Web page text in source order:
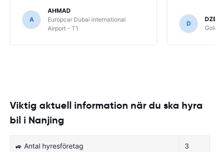
A
AHMAD
Europcar Dubai international
Airport - T1
D
Viktig aktuell information när du ska hyra
bil i Nanjing
🚙 Antal hyresföretag 3